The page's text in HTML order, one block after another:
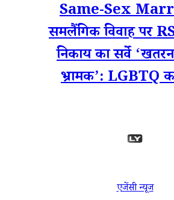
Same-Sex
समलैंगिक विवाह पर
निकाय का सर्वे
भ्रामक’: LGBTQ
एजेंसी न्यूज